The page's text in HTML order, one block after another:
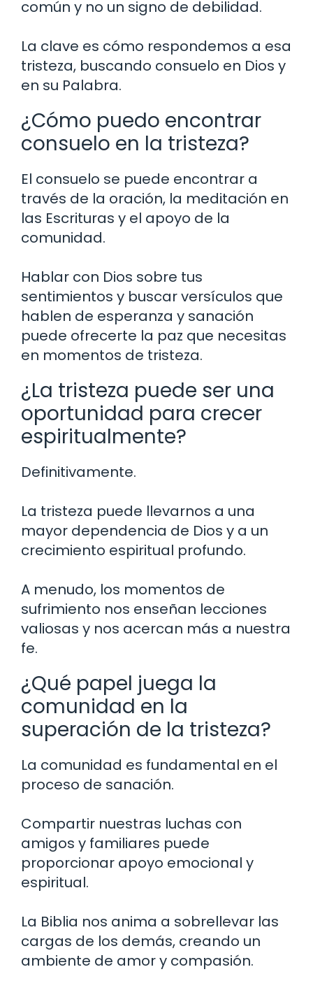
común y no un signo de debilidad.
La clave es cómo respondemos a esa
tristeza, buscando consuelo en Dios y
en su Palabra.
¿Cómo puedo encontrar
consuelo en la tristeza?
El consuelo se puede encontrar a
través de la oración, la meditación en
las Escrituras y el apoyo de la
comunidad.
Hablar con Dios sobre tus
sentimientos y buscar versículos que
hablen de esperanza y sanación
puede ofrecerte la paz que necesitas
en momentos de tristeza.
¿La tristeza puede ser una
oportunidad para crecer
espiritualmente?
Definitivamente.
La tristeza puede llevarnos a una
mayor dependencia de Dios y a un
crecimiento espiritual profundo.
A menudo, los momentos de
sufrimiento nos enseñan lecciones
valiosas y nos acercan más a nuestra
fe.
¿Qué papel juega la
comunidad en la
superación de la tristeza?
La comunidad es fundamental en el
proceso de sanación.
Compartir nuestras luchas con
amigos y familiares puede
proporcionar apoyo emocional y
espiritual.
La Biblia nos anima a sobrellevar las
cargas de los demás, creando un
ambiente de amor y compasión.